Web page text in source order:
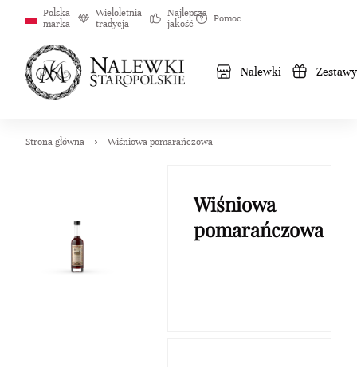
Polska
marka
Wieloletnia
tradycja
Najlepsza
jakość
Pomoc
Nalewki
Strona główna Wiśniowa pomarańczowa
Wiśniowa
pomarańczowa